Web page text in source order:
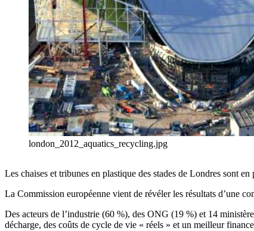
london_2012_aquatics_recycling.jpg
Les chaises et tribunes en plastique des stades de Londres sont
La Commission européenne vient de révéler les résultats d’une
Des acteurs de l’industrie (60 %), des ONG (19 %) et 14
décharge, des coûts de cycle de vie « réels » et un meilleur